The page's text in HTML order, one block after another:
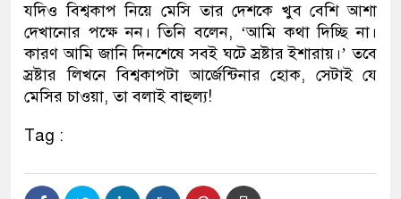
যদিও বিশ্বকাপ নিয়ে মেসি তার দেশকে খুব বেশি আশা
দেখানোর পক্ষে নন। তিনি বলেন, ‘আমি কথা দিচ্ছি না।
কারণ আমি জানি দিনশেষে সবই ঘটে স্রষ্টার ইশারায়।’ তবে
স্রষ্টার লিখনে বিশ্বকাপটা আর্জেন্টিনার হোক, সেটাই যে
মেসির চাওয়া, তা বলাই বাহুল্য!
Tag :